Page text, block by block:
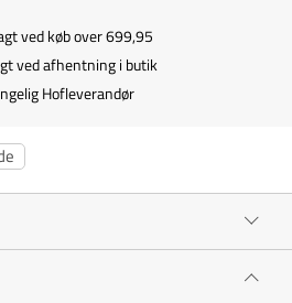
ved køb over 699,95
ved afhentning i butik
Hofleverandør